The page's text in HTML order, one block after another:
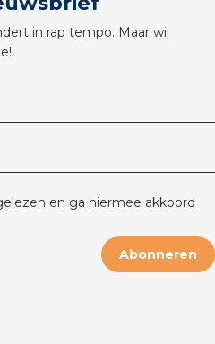
in rap tempo. Maar wij
en ga hiermee akkoord
Abonneren